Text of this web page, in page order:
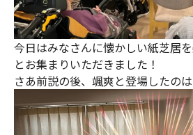
今日はみなさんに懐かしい紙芝居
とお集まりいただきました！
さあ前説の後、颯爽と登場したのは